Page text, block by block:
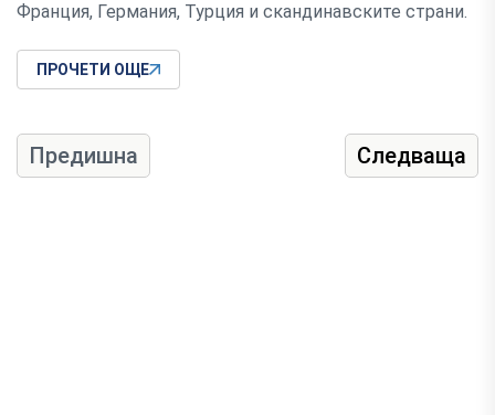
Франция, Германия, Турция и скандинавските страни.
ПРОЧЕТИ ОЩЕ
Предишна Следваща